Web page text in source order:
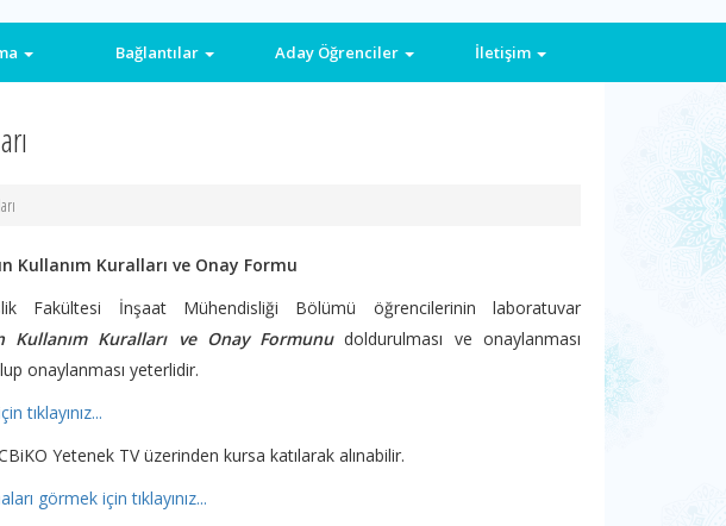
Bağlantılar Aday Öğrenciler İletişim
Kuralları ve Onay Formu
Fakültesi İnşaat Mühendisliği Bölümü öğrencilerinin laboratuvar
Kullanım Kuralları ve Onay Formunudoldurulması ve onaylanması
onaylanması yeterlidir.
tıklayınız...
Yetenek TV üzerinden kursa katılarak alınabilir.
görmek için tıklayınız...